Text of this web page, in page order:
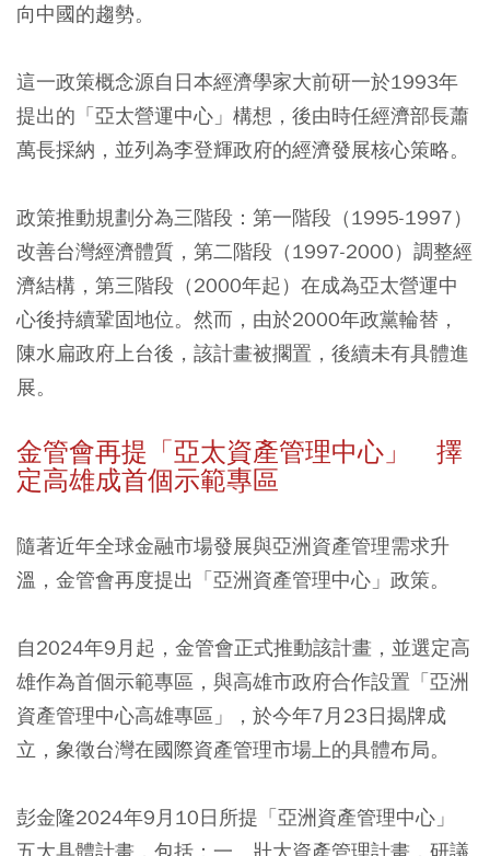
向中國的趨勢。
這一政策概念源自日本經濟學家大前研一於1993年
提出的「亞太營運中心」構想，後由時任經濟部長蕭
萬長採納，並列為李登輝政府的經濟發展核心策略。
政策推動規劃分為三階段：第一階段（1995-1997）
改善台灣經濟體質，第二階段（1997-2000）調整經
濟結構，第三階段（2000年起）在成為亞太營運中
心後持續鞏固地位。然而，由於2000年政黨輪替，
陳水扁政府上台後，該計畫被擱置，後續未有具體進
展。
金管會再提「亞太資產管理中心」 擇
定高雄成首個示範專區
隨著近年全球金融市場發展與亞洲資產管理需求升
溫，金管會再度提出「亞洲資產管理中心」政策。
自2024年9月起，金管會正式推動該計畫，並選定高
雄作為首個示範專區，與高雄市政府合作設置「亞洲
資產管理中心高雄專區」，於今年7月23日揭牌成
立，象徵台灣在國際資產管理市場上的具體布局。
彭金隆2024年9月10日所提「亞洲資產管理中心」